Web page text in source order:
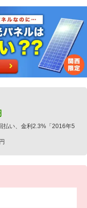
払い、金利2.3%「2016年5